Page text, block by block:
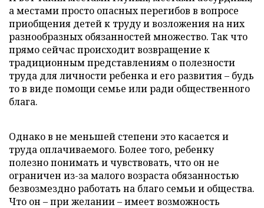
а местами просто опасных перегибов в вопросе
приобщения детей к труду и возложения на них
разнообразных обязанностей множество. Так что
прямо сейчас происходит возвращение к
традиционным представлениям о полезности
труда для личности ребенка и его развития – будь
то в виде помощи семье или ради общественного
блага.
Однако в не меньшей степени это касается и
труда оплачиваемого. Более того, ребенку
полезно понимать и чувствовать, что он не
ограничен из-за малого возраста обязанностью
безвозмездно работать на благо семьи и общества.
Что он – при желании – имеет возможность